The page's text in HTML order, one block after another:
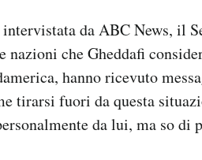
da ABC News, il
nazioni che Gheddafi
hanno ricevuto
tirarsi fuori da questa
da lui, ma so di